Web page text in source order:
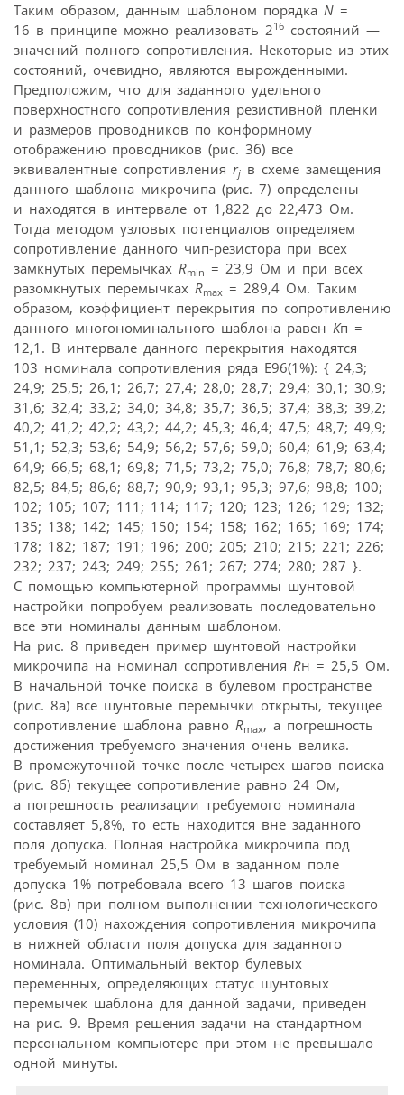
Таким образом, данным шаблоном порядка N =
16 в принципе можно реализовать 216 состояний —
значений полного сопротивления. Некоторые из этих
состояний, очевидно, являются вырожденными.
Предположим, что для заданного удельного
поверхностного сопротивления резистивной пленки
и размеров проводников по конформному
отображению проводников (рис. 3б) все
эквивалентные сопротивления rj в схеме замещения
данного шаблона микрочипа (рис. 7) определены
и находятся в интервале от 1,822 до 22,473 Ом.
Тогда методом узловых потенциалов определяем
сопротивление данного чип-резистора при всех
замкнутых перемычках Rmin = 23,9 Ом и при всех
разомкнутых перемычках Rmax = 289,4 Ом. Таким
образом, коэффициент перекрытия по сопротивлению
данного многономинального шаблона равен Кп =
12,1. В интервале данного перекрытия находятся
103 номинала сопротивления ряда Е96(1%): { 24,3;
24,9; 25,5; 26,1; 26,7; 27,4; 28,0; 28,7; 29,4; 30,1; 30,9;
31,6; 32,4; 33,2; 34,0; 34,8; 35,7; 36,5; 37,4; 38,3; 39,2;
40,2; 41,2; 42,2; 43,2; 44,2; 45,3; 46,4; 47,5; 48,7; 49,9;
51,1; 52,3; 53,6; 54,9; 56,2; 57,6; 59,0; 60,4; 61,9; 63,4;
64,9; 66,5; 68,1; 69,8; 71,5; 73,2; 75,0; 76,8; 78,7; 80,6;
82,5; 84,5; 86,6; 88,7; 90,9; 93,1; 95,3; 97,6; 98,8; 100;
102; 105; 107; 111; 114; 117; 120; 123; 126; 129; 132;
135; 138; 142; 145; 150; 154; 158; 162; 165; 169; 174;
178; 182; 187; 191; 196; 200; 205; 210; 215; 221; 226;
232; 237; 243; 249; 255; 261; 267; 274; 280; 287 }.
С помощью компьютерной программы шунтовой
настройки попробуем реализовать последовательно
все эти номиналы данным шаблоном.
На рис. 8 приведен пример шунтовой настройки
микрочипа на номинал сопротивления Rн = 25,5 Ом.
В начальной точке поиска в булевом пространстве
(рис. 8а) все шунтовые перемычки открыты, текущее
сопротивление шаблона равно Rmax, а погрешность
достижения требуемого значения очень велика.
В промежуточной точке после четырех шагов поиска
(рис. 8б) текущее сопротивление равно 24 Ом,
а погрешность реализации требуемого номинала
составляет 5,8%, то есть находится вне заданного
поля допуска. Полная настройка микрочипа под
требуемый номинал 25,5 Ом в заданном поле
допуска 1% потребовала всего 13 шагов поиска
(рис. 8в) при полном выполнении технологического
условия (10) нахождения сопротивления микрочипа
в нижней области поля допуска для заданного
номинала. Оптимальный вектор булевых
переменных, определяющих статус шунтовых
перемычек шаблона для данной задачи, приведен
на рис. 9. Время решения задачи на стандартном
персональном компьютере при этом не превышало
одной минуты.